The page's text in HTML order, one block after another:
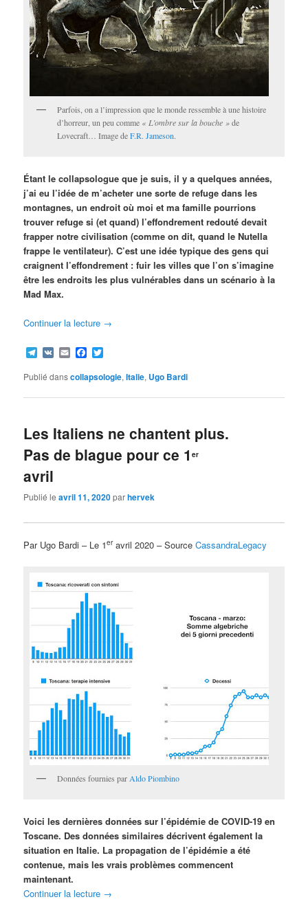
Parfois, on a l’impression que le monde ressemble à une histoire
d’horreur, un peu comme « L’ombre sur la bouche »de
Lovecraft… Image deF.R. Jameson.
Étant le collapsologue que je suis, il y a quelques années,
j’ai eu l’idée de m’acheter une sorte de refuge dans les
montagnes, un endroit où moi et ma famille pourrions
trouver refuge si (et quand) l’effondrement redouté devait
frapper notre civilisation (comme on dit, quand le Nutella
frappe le ventilateur). C’est une idée typique des gens qui
craignent l’effondrement : fuir les villes que l’on s’imagine
être les endroits les plus vulnérables dans un scénario à la
Mad Max.
Continuer la lecture →
Telegram
VK EmailFacebook
Publié danscollapsologie,Italie, Ugo Bardi
Les Italiens ne chantent plus.
Pas de blague pour ce 1er
avril
Publié leavril 11, 2020parhervek
Par Ugo Bardi – Le 1eravril 2020 – SourceCassandraLegacy
Données fournies par Aldo Piombino
Voici les dernières données sur l’épidémie de COVID-19 en
Toscane. Des données similaires décrivent également la
situation en Italie. La propagation de l’épidémie a été
contenue, mais les vrais problèmes commencent
maintenant.
Continuer la lecture →